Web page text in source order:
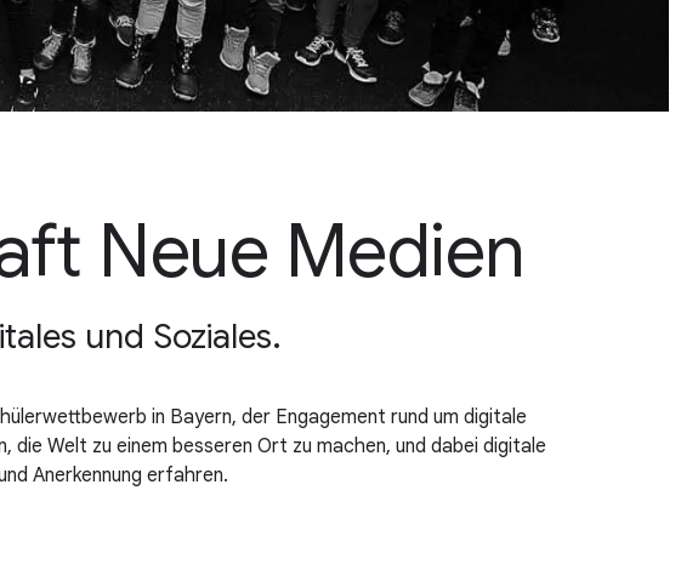
Neue Medien
und Soziales.
in Bayern, der Engagement rund um digitale
Welt zu einem besseren Ort zu machen, und dabei digitale
Anerkennung erfahren.